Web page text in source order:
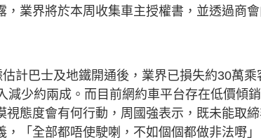
業界將於本周收集車主授權書，並透過商
計巴士及地鐵開通後，業界已損失約30萬乘
減少約兩成。而目前網約車平台存在低價傾
態度會有何行動，周國強表示，既未能取
「全部都唔使駛喇，不如個個都做非法嘢